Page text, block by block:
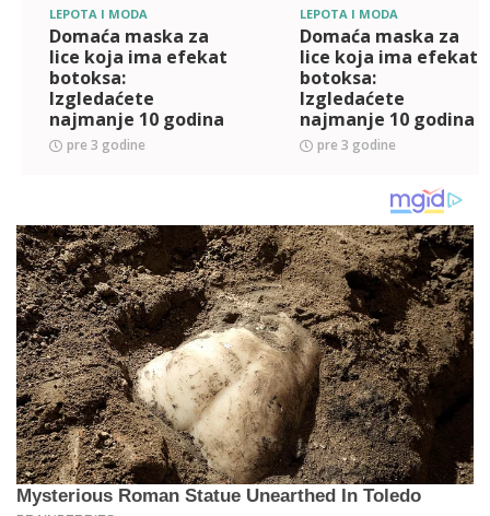
LEPOTA I MODA
Domaća maska za
lice koja ima efekat
botoksa:
Izgledaćete
najmanje 10 godina
mlađe
pre 3 godine
LEPOTA I MODA
Domaća maska za
lice koja ima efekat
botoksa:
Izgledaćete
najmanje 10 godina
mlađe
pre 3 godine